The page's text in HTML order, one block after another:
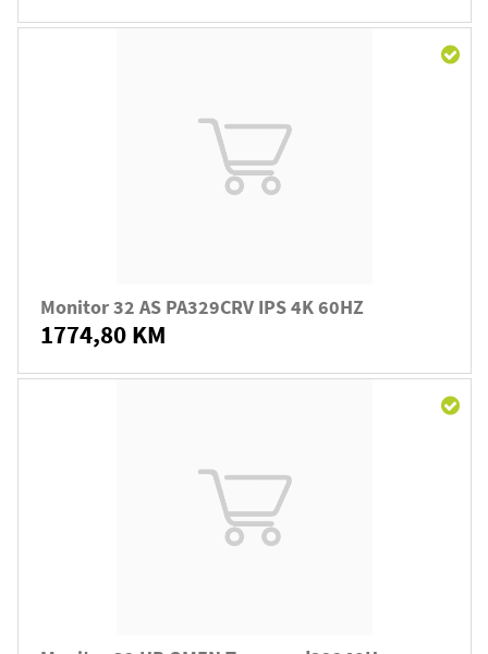
Monitor 32 AS PA329CRV IPS 4K 60HZ
1774,80 KM